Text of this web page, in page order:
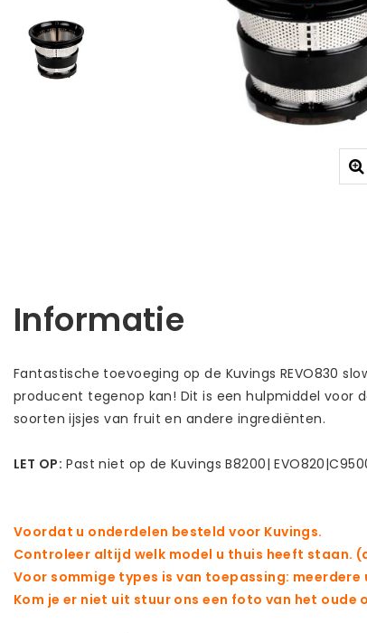
Informatie
Fantastische toevoeging op de Kuvings REVO830
producent tegenop kan! Dit is een hulpmiddel voor
soorten ijsjes van fruit en andere ingrediënten.
LET OP: Past niet op de Kuvings B8200|
Voordat u onderdelen besteld voor Kuvings.
Controleer altijd welk model u thuis heeft staan.
Voor sommige types is van toepassing:
Kom je er niet uit stuur ons een foto van het oude